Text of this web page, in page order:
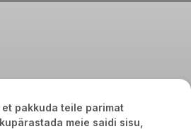
pakkuda teile parimat
meie saidi sisu,